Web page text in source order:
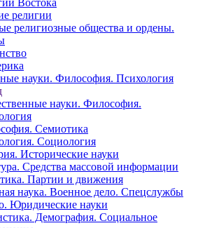
Востока
религии
религиозные общества и ордены.
науки. Философия. Психология
науки. Философия.
Семиотика
Социология
Исторические науки
Средства массовой информации
Партии и движения
наука. Военное дело. Спецслужбы
Юридические науки
Демография. Социальное